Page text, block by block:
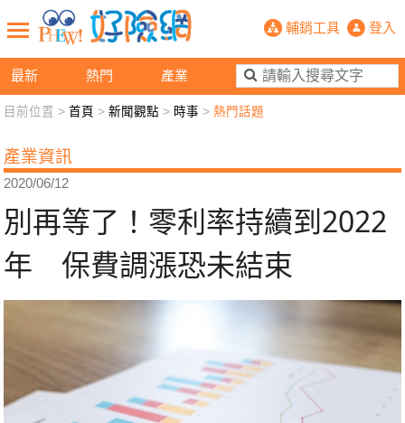
最新 熱門 產業
別再等了！零利率持續到2022年
輔銷工具 登入
新聞觀點 業務交流 好險懂生活
退休先準備 好險學堂 輔銷工具 活動專區
目前位置 >首頁 >新聞觀點 > 時事 >熱門話題
產業資訊
2020/06/12
別再等了！零利率持續到2022
年 保費調漲恐未結束